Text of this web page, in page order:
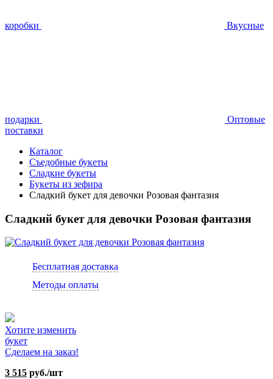
коробки Вкусные
подарки
Оптовые
поставки
Каталог
Съедобные букеты
Сладкие букеты
Букеты из зефира
Сладкий букет для девочки Розовая фантазия
Сладкий букет для девочки Розовая фантазия
Бесплатная доставка
Методы оплаты
Хотите изменить
букет
Сделаем на заказ!
3 515 руб./шт